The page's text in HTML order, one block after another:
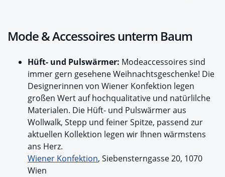
Mode & Accessoires unterm Baum
Hüft- und Pulswärmer: Modeaccessoires sind
immer gern gesehene Weihnachtsgeschenke! Die
Designerinnen von Wiener Konfektion legen
großen Wert auf hochqualitative und natürlilche
Materialen. Die Hüft- und Pulswärmer aus
Wollwalk, Stepp und feiner Spitze, passend zur
aktuellen Kollektion legen wir Ihnen wärmstens
ans Herz.
Wiener Konfektion, Siebensterngasse 20, 1070
Wien